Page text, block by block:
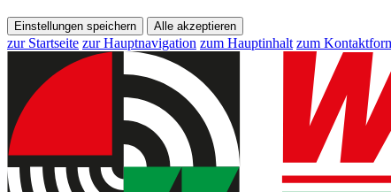
Einstellungen speichern Alle akzeptieren
zur Startseite zur Hauptnavigation zum Hauptinhalt zum